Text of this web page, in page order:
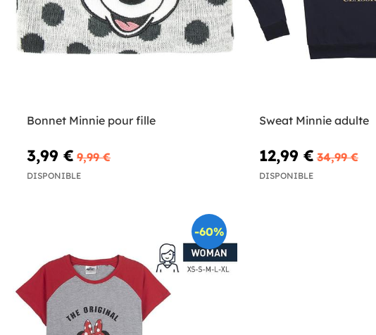
Bonnet Minnie pour fille
3,99 € 9,99 €
DISPONIBLE
Sweat Minnie adulte
12,99 € 34,99 €
DISPONIBLE
-60%